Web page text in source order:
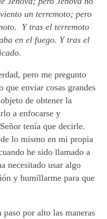
un terremoto; pero
Y tras el terremoto
en el fuego. Y tras el
pero me pregunto
que enviar cosas grandes
de obtener la
a enfocarse y
tenía que decirle.
lo mismo en mi propia
he sido llamado a
necesitado usar algo
y humillarme para que
paso por alto las maneras